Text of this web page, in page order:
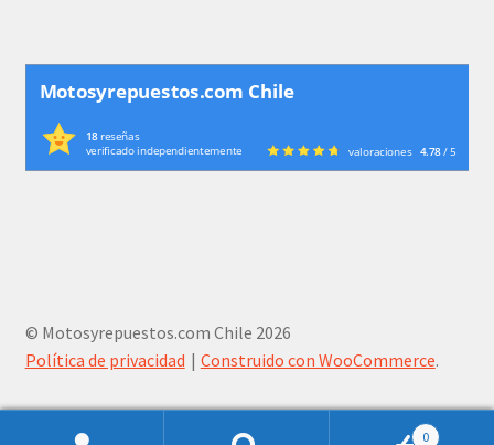
Motosyrepuestos.com Chile
18reseñas
verificado independientemente
valoraciones 4.78/ 5
© Motosyrepuestos.com Chile 2026
Política de privacidad
Construido con WooCommerce.
0